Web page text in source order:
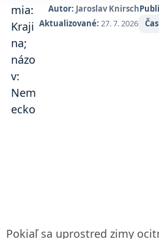
Autor: Jaroslav Knirsch
Aktualizované: 27. 7. 2026
Pokiaľ sa uprostred zimy